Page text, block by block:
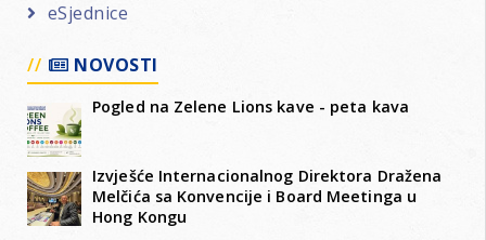
eSjednice
NOVOSTI
Pogled na Zelene Lions kave - peta kava
Izvješće Internacionalnog Direktora Dražena
Melčića sa Konvencije i Board Meetinga u
Hong Kongu